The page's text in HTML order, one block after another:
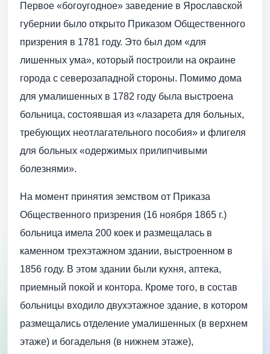
Первое «богоугодное» заведение в Ярославской
губернии было открыто Приказом Общественного
призрения в 1781 году. Это был дом «для
лишенных ума», который построили на окраине
города с северозападной стороны. Помимо дома
для умалишенных в 1782 году была выстроена
больница, состоявшая из «лазарета для больных,
требующих неотлагательного пособия» и флигеля
для больных «одержимых прилипчивыми
болезнями».
На момент принятия земством от Приказа
Общественного призрения (16 ноября 1865 г.)
больница имела 200 коек и размещалась в
каменном трехэтажном здании, выстроенном в
1856 году. В этом здании были кухня, аптека,
приемный покой и контора. Кроме того, в состав
больницы входило двухэтажное здание, в котором
размещались отделение умалишенных (в верхнем
этаже) и богадельня (в нижнем этаже),